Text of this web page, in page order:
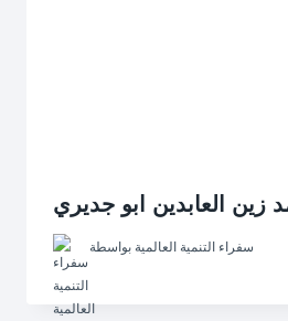
زين العابدين ابو جديري
بواسطة سفراء التنمية العالمية